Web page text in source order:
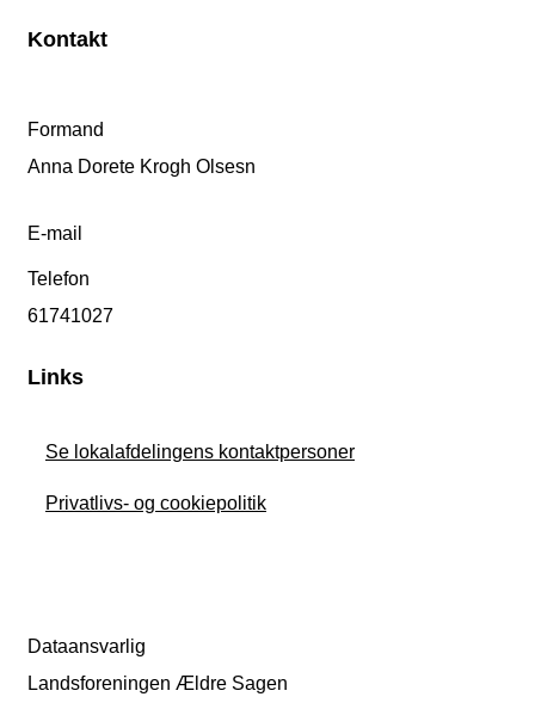
Kontakt
Formand
Anna Dorete Krogh Olsesn
E-mail
Telefon
61741027
Links
Se lokalafdelingens kontaktpersoner
Privatlivs- og cookiepolitik
Dataansvarlig
Landsforeningen Ældre Sagen